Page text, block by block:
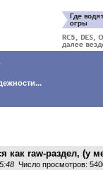
как raw-раздел, (у
Число просмотров: